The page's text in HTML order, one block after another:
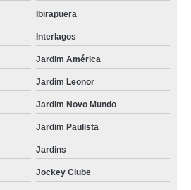
Ibirapuera
Interlagos
Jardim América
Jardim Leonor
Jardim Novo Mundo
Jardim Paulista
Jardins
Jockey Clube